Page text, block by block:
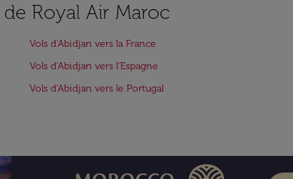
Royal Air Maroc
Vols d'Abidjan vers la France
Vols d'Abidjan vers l'Espagne
Vols d'Abidjan vers le Portugal